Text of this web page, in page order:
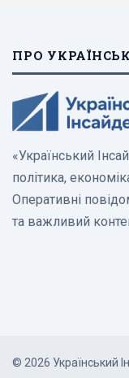
ПРО
«Український
політика,
Оперативні
та важливий
© 2026 Український